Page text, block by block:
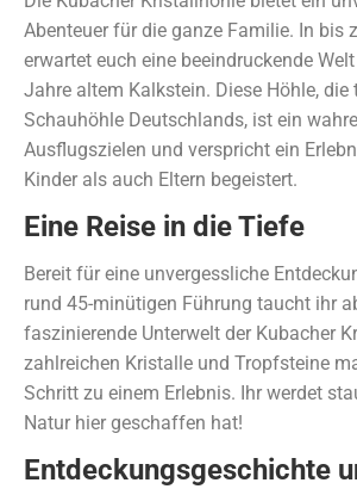
Abenteuer für die ganze Familie. In bis
erwartet euch eine beeindruckende
Jahre altem Kalkstein. Diese Höhle, die
Schauhöhle Deutschlands, ist ein
Ausflugszielen und verspricht ein
Kinder als auch Eltern begeistert.
Eine Reise in die Tiefe
Bereit für eine unvergessliche
rund 45-minütigen Führung taucht ihr
faszinierende Unterwelt der Kubacher
zahlreichen Kristalle und Tropfsteine
Schritt zu einem Erlebnis. Ihr werdet
Natur hier geschaffen hat!
Entdeckungsgeschichte